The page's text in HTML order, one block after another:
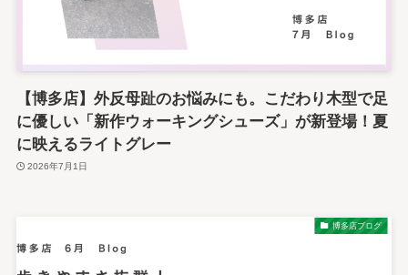
【博多店】外反母趾のお悩みにも。こだわり木型で足
に優しい「新作ウォーキングシューズ」が新登場！夏
に映えるライトグレー
2026年7月1日
博多店ブログ